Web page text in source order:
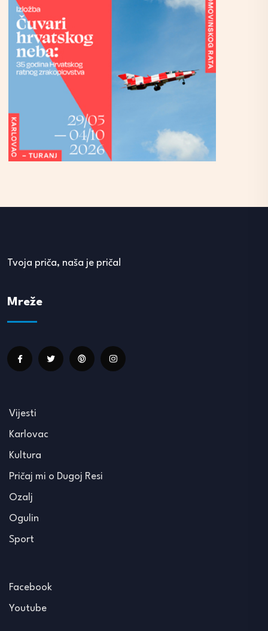
Tvoja priča, naša je priča!
Mreže
Vijesti
Karlovac
Kultura
Pričaj mi o Dugoj Resi
Ozalj
Ogulin
Sport
Facebook
Youtube